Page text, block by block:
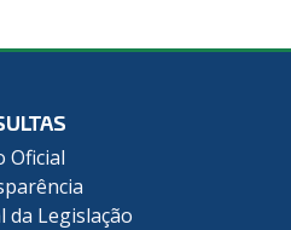
Oficial
da Legislação